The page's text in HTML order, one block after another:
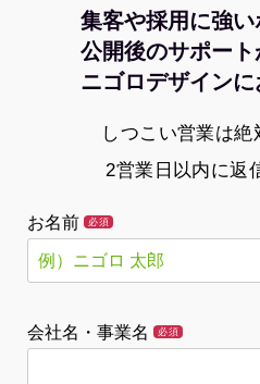
集客や採用に強
公開後のサポー
ニゴロデザイン
しつこい営業は絶
2営業日以内に返
お名前 必須
会社名・事業名 必須